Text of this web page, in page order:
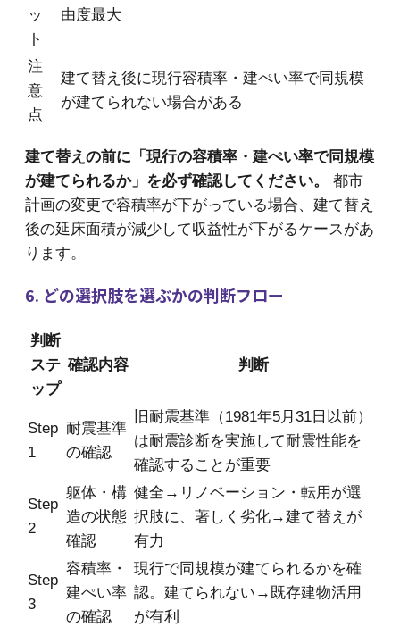
ッ
ト
由度最大
注
意
点
建て替え後に現行容積率・建ぺい率で同規模
が建てられない場合がある
建て替えの前に「現行の容積率・建ぺい率で同規模
が建てられるか」を必ず確認してください。
都市
計画の変更で容積率が下がっている場合、建て替え
後の延床面積が減少して収益性が下がるケースがあ
ります。
6. どの選択肢を選ぶかの判断フロー
判断
ステ
ップ
確認内容 判断
Step
1
耐震基準
の確認
旧耐震基準（1981年5月31日以前）
は耐震診断を実施して耐震性能を
確認することが重要
Step
2
躯体・構
造の状態
確認
健全→リノベーション・転用が選
択肢に、著しく劣化→建て替えが
有力
Step
3
容積率・
建ぺい率
の確認
現行で同規模が建てられるかを確
認。建てられない→既存建物活用
が有利